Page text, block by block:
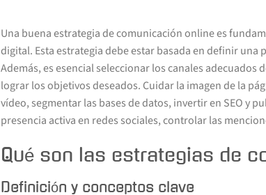
Una buena estrategia de comunicación online es
digital. Esta estrategia debe estar basada en definir
Además, es esencial seleccionar los canales
lograr los objetivos deseados. Cuidar la imagen de la
vídeo, segmentar las bases de datos, invertir en SEO y
presencia activa en redes sociales, controlar las
Qué son las estrategias de
Definición y conceptos clave